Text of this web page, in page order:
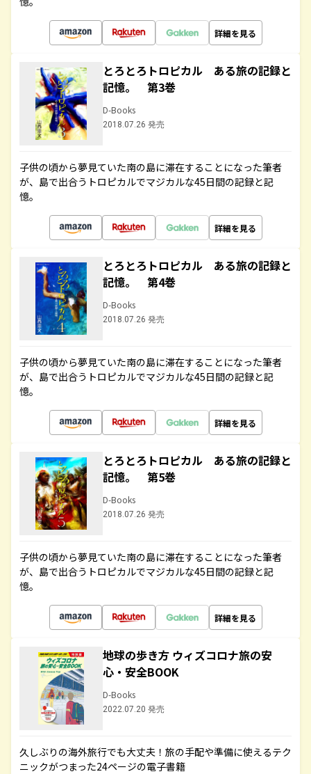
詳細を見る
とろとろトロピカル ある旅の記録と
記憶。 第3巻
D-Books
2018.07.26 発売
子供の頃から夢見ていた南の島に滞在することになった筆者
が、島で出合うトロピカルでマジカルな45日間の記録と記
憶。
詳細を見る
とろとろトロピカル ある旅の記録と
記憶。 第4巻
D-Books
2018.07.26 発売
子供の頃から夢見ていた南の島に滞在することになった筆者
が、島で出合うトロピカルでマジカルな45日間の記録と記
憶。
詳細を見る
とろとろトロピカル ある旅の記録と
記憶。 第5巻
D-Books
2018.07.26 発売
子供の頃から夢見ていた南の島に滞在することになった筆者
が、島で出合うトロピカルでマジカルな45日間の記録と記
憶。
詳細を見る
地球の歩き方 ウィズコロナ旅の安
心・安全BOOK
D-Books
2022.07.20 発売
久しぶりの海外旅行でも大丈夫！旅の手配や準備に使えるテク
ニックがつまった24ページの電子書籍